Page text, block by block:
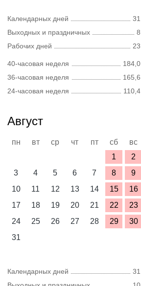
Календарных дней
31
Выходных и праздничных
8
Рабочих дней
23
40-часовая неделя
184,0
36-часовая неделя
165,6
24-часовая неделя
110,4
Август
пн вт ср чт пт сб
вс
1
2
3
4 5 6 7 8
9
10
11 12 13 14 15
16
17
18 19 20 21 22
23
24
25 26 27 28 29
30
31
Календарных дней
31